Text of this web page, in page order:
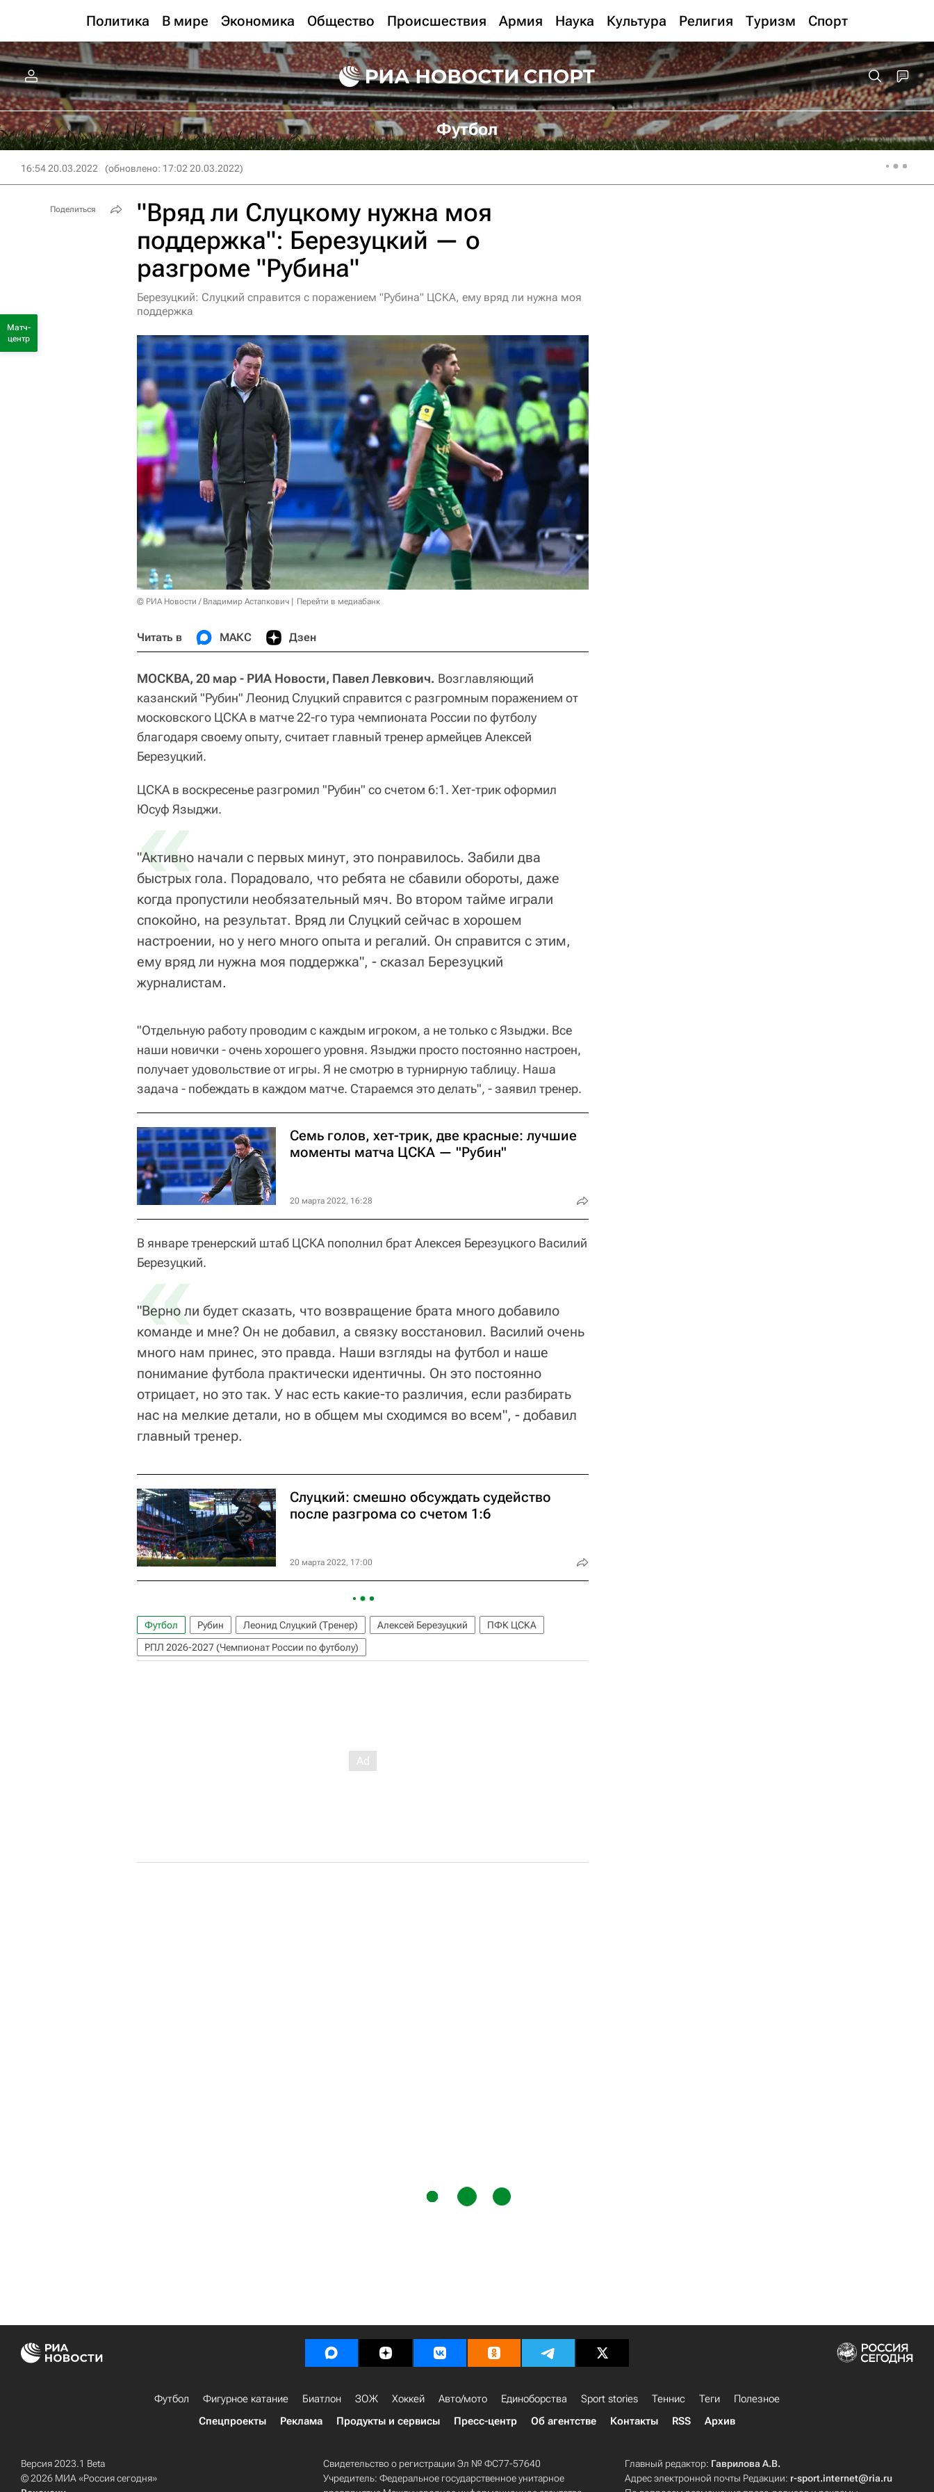
Политика В мире Экономика Общество Происшествия Армия Наука Культура Религия Туризм Спорт
Футбол
16:54 20.03.2022 (обновлено: 17:02 20.03.2022)
"Вряд ли Слуцкому нужна моя
поддержка": Березуцкий — о
разгроме "Рубина"
Березуцкий: Слуцкий справится с поражением "Рубина" ЦСКА, ему вряд ли нужна моя
поддержка
© РИА Новости / Владимир Астапкович Перейти в медиабанк
Читать в МАКС Дзен
МОСКВА, 20 мар - РИА Новости, Павел Левкович. Возглавляющий
казанский "Рубин" Леонид Слуцкий справится с разгромным поражением от
московского ЦСКА в матче 22-го тура чемпионата России по футболу
благодаря своему опыту, считает главный тренер армейцев Алексей
Березуцкий.
ЦСКА в воскресенье разгромил "Рубин" со счетом 6:1. Хет-трик оформил
Юсуф Языджи.
«
"Активно начали с первых минут, это понравилось. Забили два
быстрых гола. Порадовало, что ребята не сбавили обороты, даже
когда пропустили необязательный мяч. Во втором тайме играли
спокойно, на результат. Вряд ли Слуцкий сейчас в хорошем
настроении, но у него много опыта и регалий. Он справится с этим,
ему вряд ли нужна моя поддержка", - сказал Березуцкий
журналистам.
"Отдельную работу проводим с каждым игроком, а не только с Языджи. Все
наши новички - очень хорошего уровня. Языджи просто постоянно настроен,
получает удовольствие от игры. Я не смотрю в турнирную таблицу. Наша
задача - побеждать в каждом матче. Стараемся это делать", - заявил тренер.
Семь голов, хет-трик, две красные: лучшие
моменты матча ЦСКА — "Рубин"
20 марта 2022, 16:28
В январе тренерский штаб ЦСКА пополнил брат Алексея Березуцкого Василий
Березуцкий.
«
"Верно ли будет сказать, что возвращение брата много добавило
команде и мне? Он не добавил, а связку восстановил. Василий очень
много нам принес, это правда. Наши взгляды на футбол и наше
понимание футбола практически идентичны. Он это постоянно
отрицает, но это так. У нас есть какие-то различия, если разбирать
нас на мелкие детали, но в общем мы сходимся во всем", - добавил
главный тренер.
Слуцкий: смешно обсуждать судейство
после разгрома со счетом 1:6
20 марта 2022, 17:00
Футбол Рубин Леонид Слуцкий (Тренер) Алексей Березуцкий
ПФК ЦСКА
РПЛ 2026-2027 (Чемпионат России по футболу)
Поделиться
Матч-
центр
Футбол Фигурное катание Биатлон ЗОЖ Хоккей Авто/мото Единоборства Sport stories Теннис Теги
Полезное
Спецпроекты
Реклама Продукты и сервисы Пресс-центр Об агентстве Контакты RSS Архив
Версия 2023.1 Beta
© 2026 МИА «Россия сегодня»
Свидетельство о регистрации Эл № ФС77-57640
Учредитель: Федеральное государственное унитарное
Главный редактор: Гаврилова А.В.
Адрес электронной почты Редакции: r-sport.internet@ria.ru